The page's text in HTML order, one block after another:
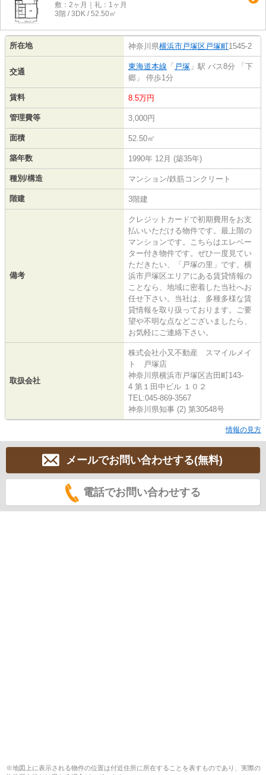
敷：2ヶ月｜礼：1ヶ月
3階 / 3DK / 52.50㎡
所在地 神奈川県横浜市戸塚区戸塚町1545-2
交通
東海道本線 「 戸塚 」駅 バス8分 「下
郷」 停歩1分
賃料 8.5万円
管理費等 3,000円
面積 52.50㎡
築年数 1990年 12月 (築35年)
種別/構造 マンション/鉄筋コンクリート
階建 3階建
備考
クレジットカードで初期費用をお支
払いいただける物件です。最上階の
マンションです。こちらはエレベー
ター付き物件です。ぜひ一度見てい
ただきたい、「戸塚の里」です。横
浜市戸塚区エリアにある賃貸情報の
ことなら、地域に密着した当社へお
任せ下さい。当社は、多種多様な賃
貸情報を取り扱っております。ご要
望や不明な点などございましたら、
お気軽にご連絡下さい。
取扱会社
株式会社小又不動産 スマイルメイ
ト 戸塚店
神奈川県横浜市戸塚区吉田町143-
4 第１田中ビル １０２
TEL:045-869-3567
神奈川県知事 (2) 第30548号
情報の見方
メールでお問い合わせする(無料)
電話でお問い合わせする
※地図上に表示される物件の位置は付近住所に所在することを表すものであり、実際の